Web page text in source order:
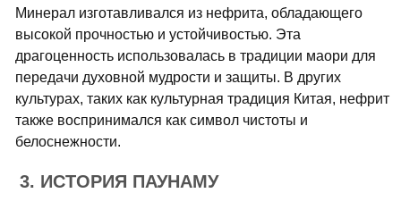
Минерал изготавливался из нефрита, обладающего
высокой прочностью и устойчивостью. Эта
драгоценность использовалась в традиции маори для
передачи духовной мудрости и защиты. В других
культурах, таких как культурная традиция Китая, нефрит
также воспринимался как символ чистоты и
белоснежности.
3. ИСТОРИЯ ПАУНАМУ